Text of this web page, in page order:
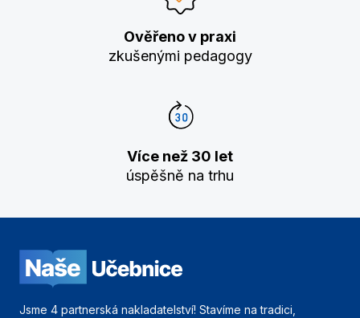
Ověřeno v praxi
zkušenými pedagogy
Více než 30 let
úspěšně na trhu
Jsme 4 partnerská nakladatelství! Stavíme na tradici,